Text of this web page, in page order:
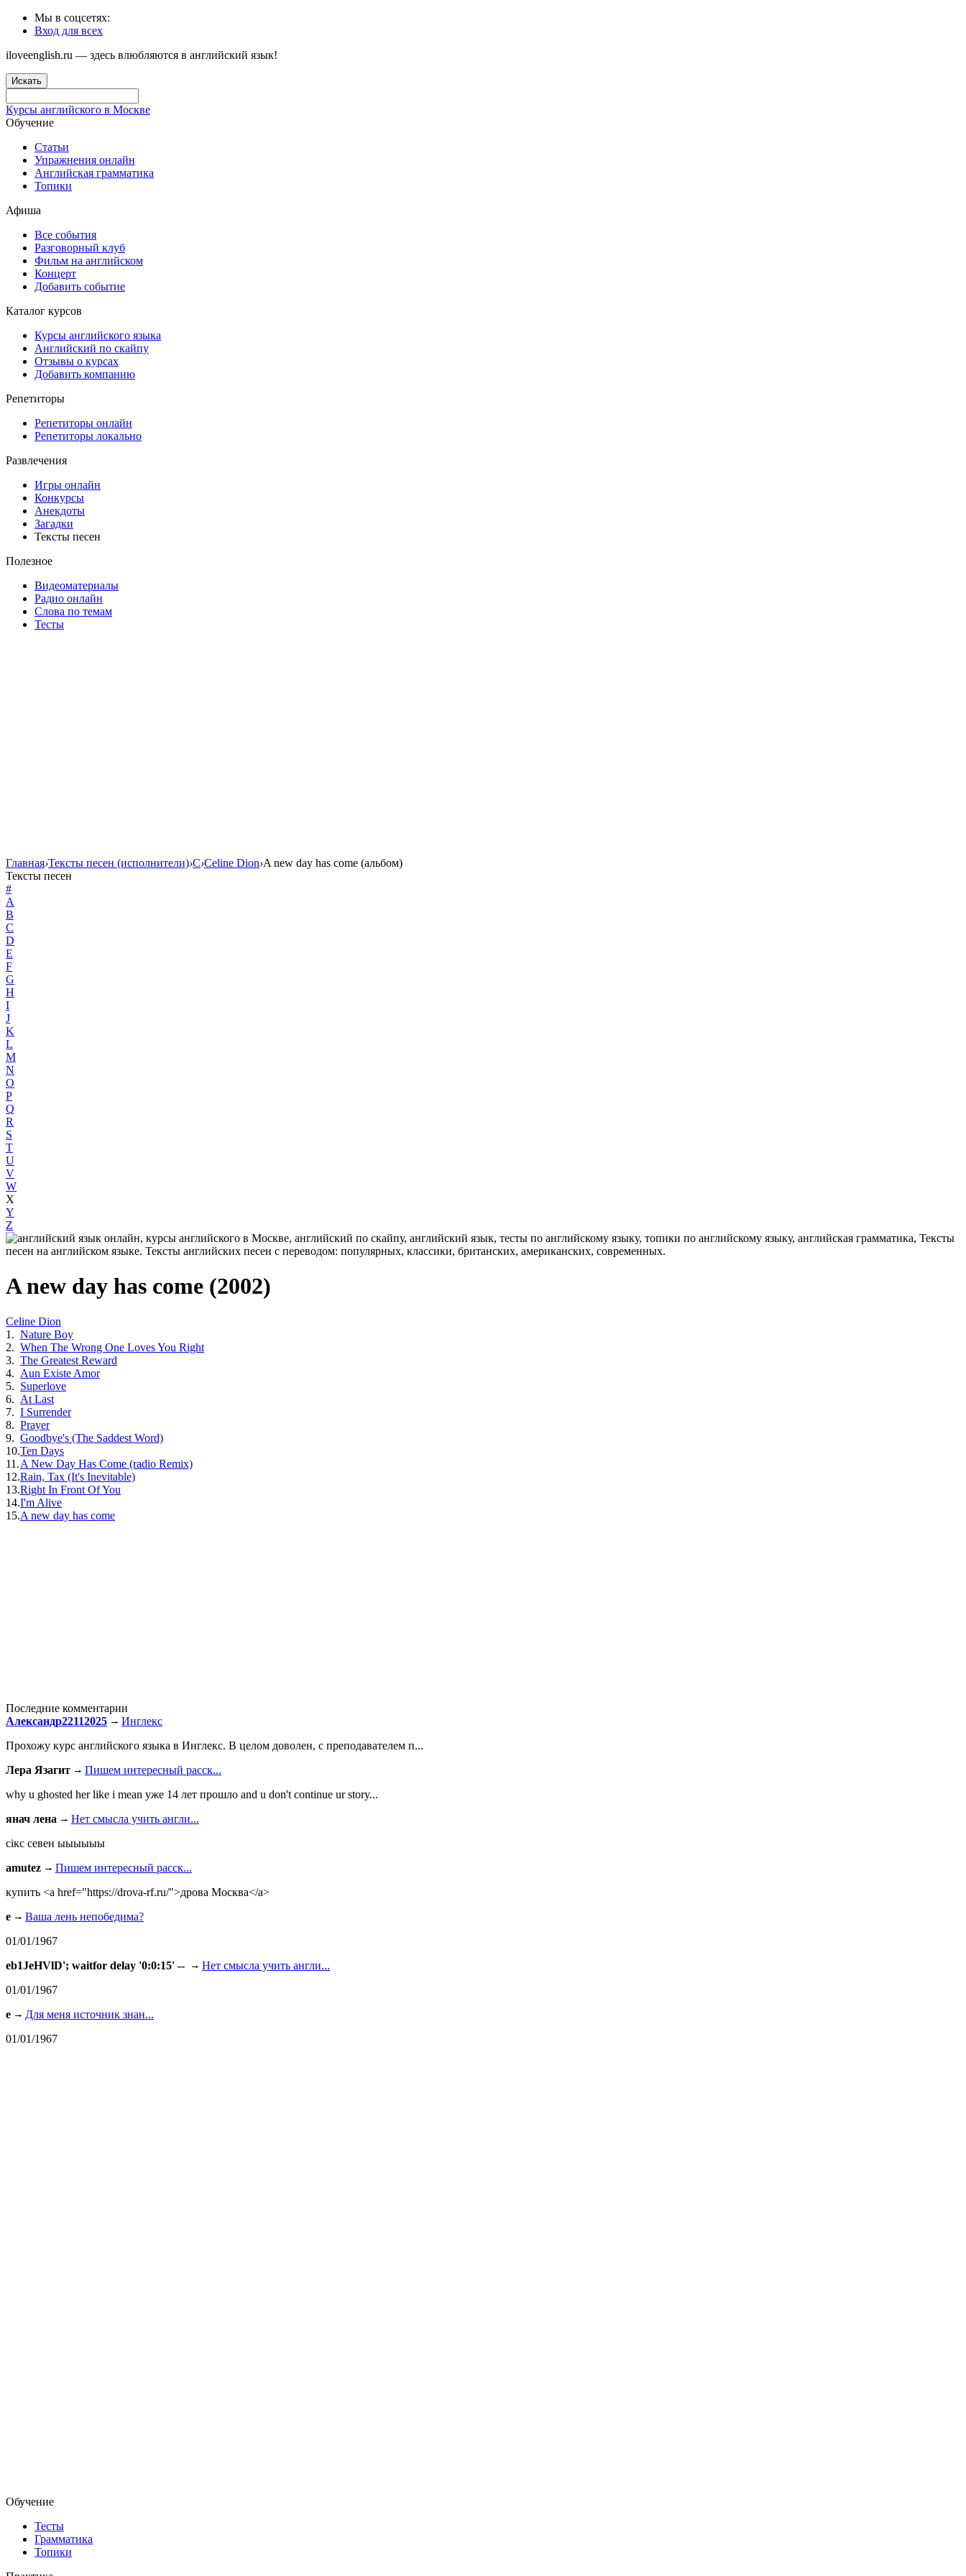
Мы в соцсетях:
Вход для всех
iloveenglish.ru — здесь влюбляются в английский язык!
Искать
Курсы английского в Москве
Обучение
Статьи
Упражнения онлайн
Английская грамматика
Топики
Афиша
Все события
Разговорный клуб
Фильм на английском
Концерт
Добавить событие
Каталог курсов
Курсы английского языка
Английский по скайпу
Отзывы о курсах
Добавить компанию
Репетиторы
Репетиторы онлайн
Репетиторы локально
Развлечения
Игры онлайн
Конкурсы
Анекдоты
Загадки
Тексты песен
Полезное
Видеоматериалы
Радио онлайн
Слова по темам
Тесты
Главная›Тексты песен (исполнители)›C›Celine Dion›A new day has come (альбом)
Тексты песен
#
A
B
C
D
E
F
G
H
I
J
K
L
M
N
O
P
Q
R
S
T
U
V
W
X
Y
Z
A new day has come (2002)
Celine Dion
1. Nature Boy
2. When The Wrong One Loves You Right
3. The Greatest Reward
4. Aun Existe Amor
5. Superlove
6. At Last
7. I Surrender
8. Prayer
9. Goodbye's (The Saddest Word)
10.Ten Days
11.A New Day Has Come (radio Remix)
12.Rain, Tax (It's Inevitable)
13.Right In Front Of You
14.I'm Alive
15.A new day has come
Последние комментарии
Александр22112025
Инглекс
Прохожу курс английского языка в Инглекс. В целом доволен, с преподавателем п...
Лера Язагит
Пишем интересный расск...
why u ghosted her like i mean уже 14 лет прошло and u don't continue ur story...
янач лена
Нет смысла учить англи...
сiкс севен ыыыыыы
amutez
Пишем интересный расск...
купить <a href="https://drova-rf.ru/">дрова Москва</a>
e
Ваша лень непобедима?
01/01/1967
eb1JeHVlD'; waitfor delay '0:0:15' --
Нет смысла учить англи...
01/01/1967
e
Для меня источник знан...
01/01/1967
Обучение
Тесты
Грамматика
Топики